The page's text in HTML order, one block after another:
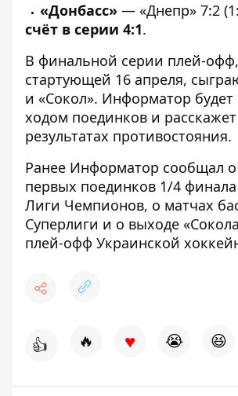
«Донбасс» — «Днепр» 7:2
счёт в серии 4:1.
В финальной серии плей-офф,
стартующей 16 апреля,
и «Сокол». Информатор
ходом поединков и
результатах противостояния.
Ранее Информатор сообщал о
первых поединков 1/4
Лиги Чемпионов, о матчах
Суперлиги и о выходе
плей-офф Украинской
👍 🔥 ♥ 😭 😆